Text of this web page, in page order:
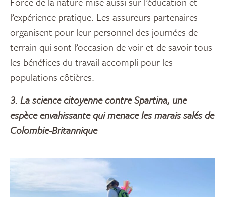
l’expérience pratique. Les assureurs partenaires
organisent pour leur personnel des journées de
terrain qui sont l’occasion de voir et de savoir tous
les bénéfices du travail accompli pour les
populations côtières.
3. La science citoyenne contre Spartina, une
espèce envahissante qui menace les marais salés de
Colombie-Britannique